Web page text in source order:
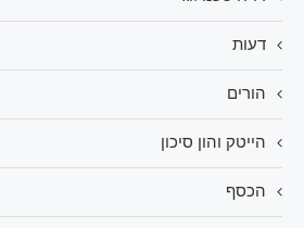
דעות
הורים
הייטק והון סיכון
הכסף